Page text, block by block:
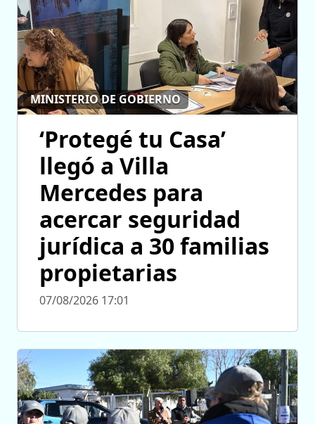
MINISTERIO DE GOBIERNO
‘Protegé tu Casa’
llegó a Villa
Mercedes para
acercar seguridad
jurídica a 30 familias
propietarias
07/08/2026 17:01